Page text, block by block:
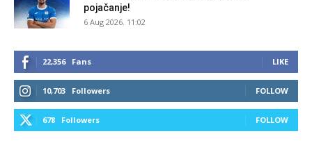
pojačanje!
6 Aug 2026. 11:02
22,356 Fans LIKE
10,703 Followers FOLLOW
678 Followers FOLLOW